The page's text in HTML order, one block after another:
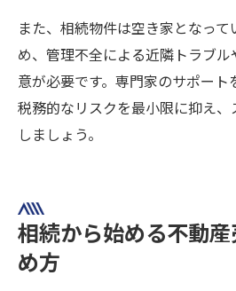
また、相続物件は空き家となって
め、管理不全による近隣トラブ
意が必要です。専門家のサポート
税務的なリスクを最小限に抑え
しましょう。
相続から始める不動
め方